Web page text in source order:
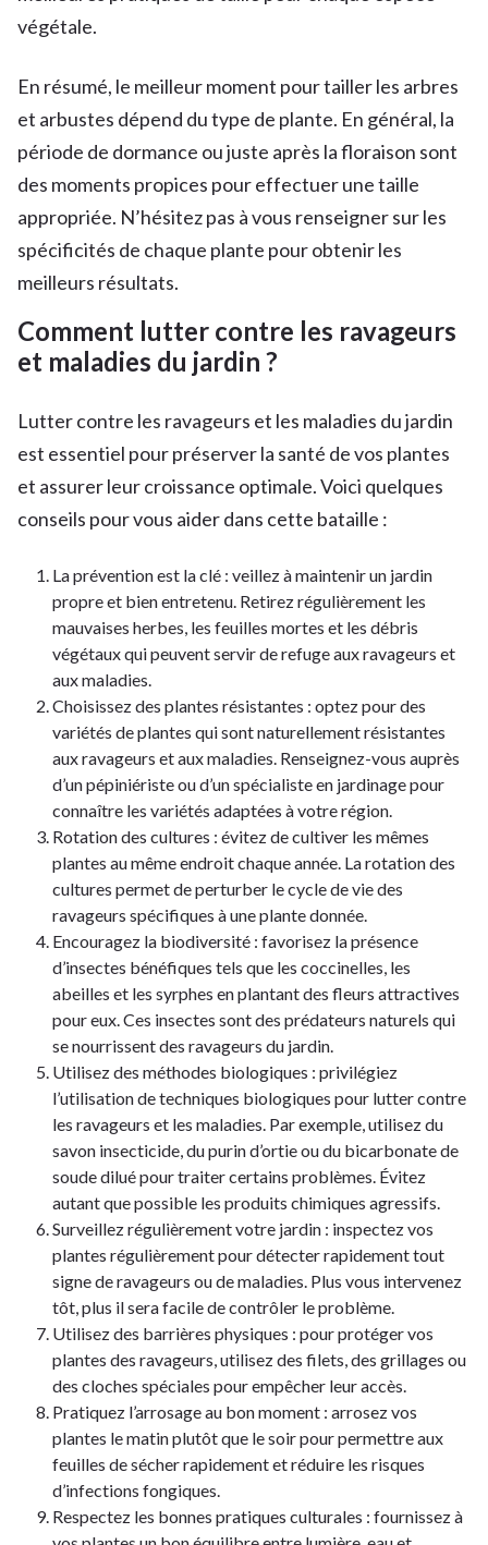
végétale.
En résumé, le meilleur moment pour tailler les arbres
et arbustes dépend du type de plante. En général, la
période de dormance ou juste après la floraison sont
des moments propices pour effectuer une taille
appropriée. N’hésitez pas à vous renseigner sur les
spécificités de chaque plante pour obtenir les
meilleurs résultats.
Comment lutter contre les ravageurs
et maladies du jardin ?
Lutter contre les ravageurs et les maladies du jardin
est essentiel pour préserver la santé de vos plantes
et assurer leur croissance optimale. Voici quelques
conseils pour vous aider dans cette bataille :
La prévention est la clé : veillez à maintenir un jardin
propre et bien entretenu. Retirez régulièrement les
mauvaises herbes, les feuilles mortes et les débris
végétaux qui peuvent servir de refuge aux ravageurs et
aux maladies.
Choisissez des plantes résistantes : optez pour des
variétés de plantes qui sont naturellement résistantes
aux ravageurs et aux maladies. Renseignez-vous auprès
d’un pépiniériste ou d’un spécialiste en jardinage pour
connaître les variétés adaptées à votre région.
Rotation des cultures : évitez de cultiver les mêmes
plantes au même endroit chaque année. La rotation des
cultures permet de perturber le cycle de vie des
ravageurs spécifiques à une plante donnée.
Encouragez la biodiversité : favorisez la présence
d’insectes bénéfiques tels que les coccinelles, les
abeilles et les syrphes en plantant des fleurs attractives
pour eux. Ces insectes sont des prédateurs naturels qui
se nourrissent des ravageurs du jardin.
Utilisez des méthodes biologiques : privilégiez
l’utilisation de techniques biologiques pour lutter contre
les ravageurs et les maladies. Par exemple, utilisez du
savon insecticide, du purin d’ortie ou du bicarbonate de
soude dilué pour traiter certains problèmes. Évitez
autant que possible les produits chimiques agressifs.
Surveillez régulièrement votre jardin : inspectez vos
plantes régulièrement pour détecter rapidement tout
signe de ravageurs ou de maladies. Plus vous intervenez
tôt, plus il sera facile de contrôler le problème.
Utilisez des barrières physiques : pour protéger vos
plantes des ravageurs, utilisez des filets, des grillages ou
des cloches spéciales pour empêcher leur accès.
Pratiquez l’arrosage au bon moment : arrosez vos
plantes le matin plutôt que le soir pour permettre aux
feuilles de sécher rapidement et réduire les risques
d’infections fongiques.
Respectez les bonnes pratiques culturales : fournissez à